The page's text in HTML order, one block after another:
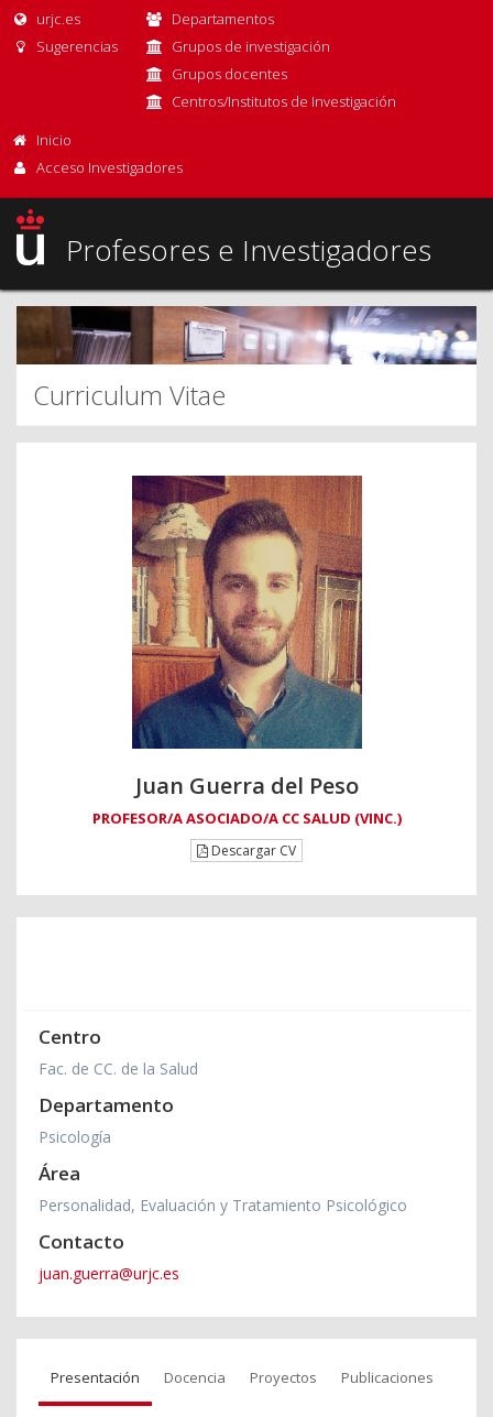
urjc.es
Sugerencias
Departamentos
Grupos de investigación
Grupos docentes
Centros/Institutos de Investigación
Inicio
Acceso Investigadores
Profesores e Investigadores
Curriculum Vitae
Juan Guerra del Peso
PROFESOR/A ASOCIADO/A CC SALUD (VINC.)
Descargar CV
Centro
Fac. de CC. de la Salud
Departamento
Psicología
Área
Personalidad, Evaluación y Tratamiento Psicológico
Contacto
juan.guerra@urjc.es
Presentación Docencia Proyectos Publicaciones